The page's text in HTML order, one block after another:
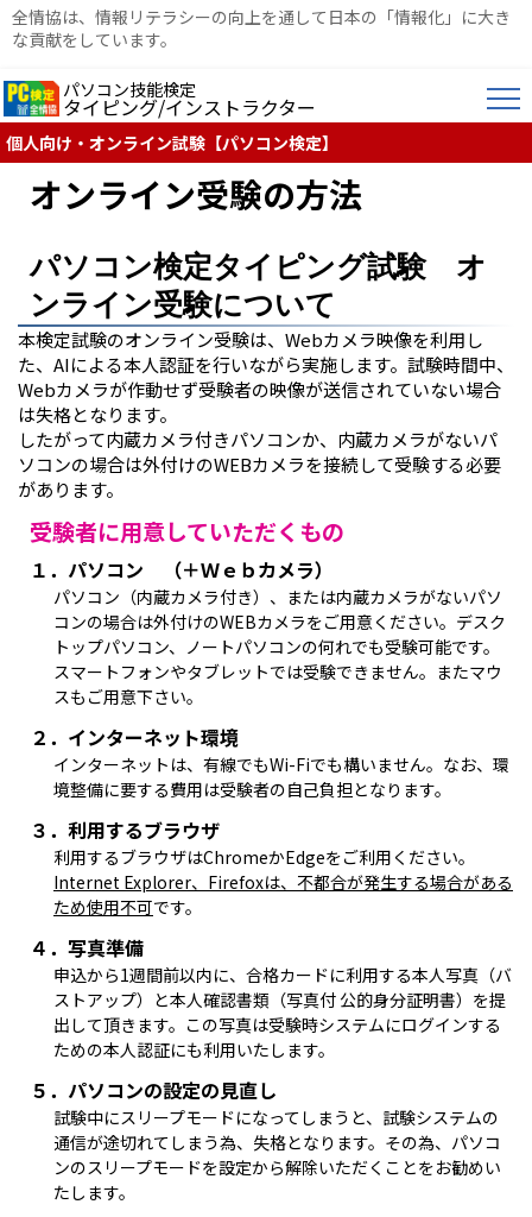
全情協は、情報リテラシーの向上を通して日本の「情報化」に大き
な貢献をしています。
パソコン技能検定
タイピング/インストラクター
個人向け・オンライン試験【パソコン検定】
オンライン受験の方法
パソコン検定タイピング試験 オ
ンライン受験について
本検定試験のオンライン受験は、Webカメラ映像を利用し
た、AIによる本人認証を行いながら実施します。試験時間中、
Webカメラが作動せず受験者の映像が送信されていない場合
は失格となります。
したがって内蔵カメラ付きパソコンか、内蔵カメラがないパ
ソコンの場合は外付けのWEBカメラを接続して受験する必要
があります。
受験者に用意していただくもの
１．パソコン （＋Ｗｅｂカメラ）
パソコン（内蔵カメラ付き）、または内蔵カメラがないパソ
コンの場合は外付けのWEBカメラをご用意ください。デスク
トップパソコン、ノートパソコンの何れでも受験可能です。
スマートフォンやタブレットでは受験できません。またマウ
スもご用意下さい。
２．インターネット環境
インターネットは、有線でもWi-Fiでも構いません。なお、環
境整備に要する費用は受験者の自己負担となります。
３．利用するブラウザ
利用するブラウザはChromeかEdgeをご利用ください。
Internet Explorer、Firefoxは、不都合が発生する場合がある
ため使用不可です。
４．写真準備
申込から1週間前以内に、合格カードに利用する本人写真（バ
ストアップ）と本人確認書類（写真付 公的身分証明書）を提
出して頂きます。この写真は受験時システムにログインする
ための本人認証にも利用いたします。
５．パソコンの設定の見直し
試験中にスリープモードになってしまうと、試験システムの
通信が途切れてしまう為、失格となります。その為、パソコ
ンのスリープモードを設定から解除いただくことをお勧めい
たします。